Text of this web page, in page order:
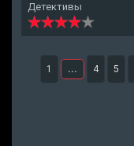
Детективы
1 ... 4 5